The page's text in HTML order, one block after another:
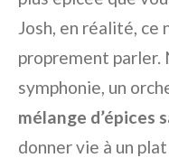
Josh, en réalité, ce
proprement parler.
symphonie, un
mélange d’épices
donner vie à un